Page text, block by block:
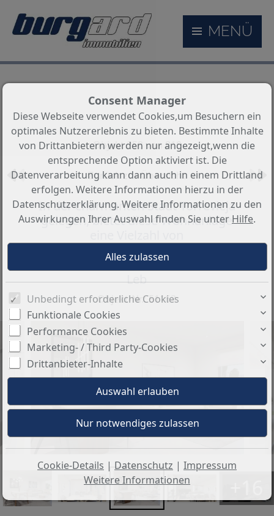
MENÜ
Objekt 258 von 810
Zurück zur Übersicht
In der charmanten Stadt Torrevieja
gelegen, bietet diese Wohnanlage
Wohnmöglichkeiten, die auf
unterschiedliche Bedürfnisse und
Leb
Objekt-Nr.: 51163
Consent Manager
Diese Webseite verwendet Cookies,um Besuchern ein
optimales Nutzererlebnis zu bieten. Bestimmte Inhalte
von Drittanbietern werden nur angezeigt,wenn die
entsprechende Option aktiviert ist. Die
Datenverarbeitung kann dann auch in einem Drittland
erfolgen. Weitere Informationen hierzu in der
Datenschutzerklärung. Weitere Informationen zu den
Auswirkungen Ihrer Auswahl finden Sie unter Hilfe.
Unbedingt erforderliche Cookies
Funktionale Cookies
Performance Cookies
Marketing- / Third Party-Cookies
Drittanbieter-Inhalte
Cookie-Details | Datenschutz | Impressum
Weitere Informationen